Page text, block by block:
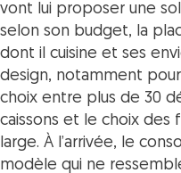
vont lui proposer une
selon son budget, la
dont il cuisine et ses
design, notamment
choix entre plus de 30
caissons et le choix
large. À l’arrivée, le
modèle qui ne